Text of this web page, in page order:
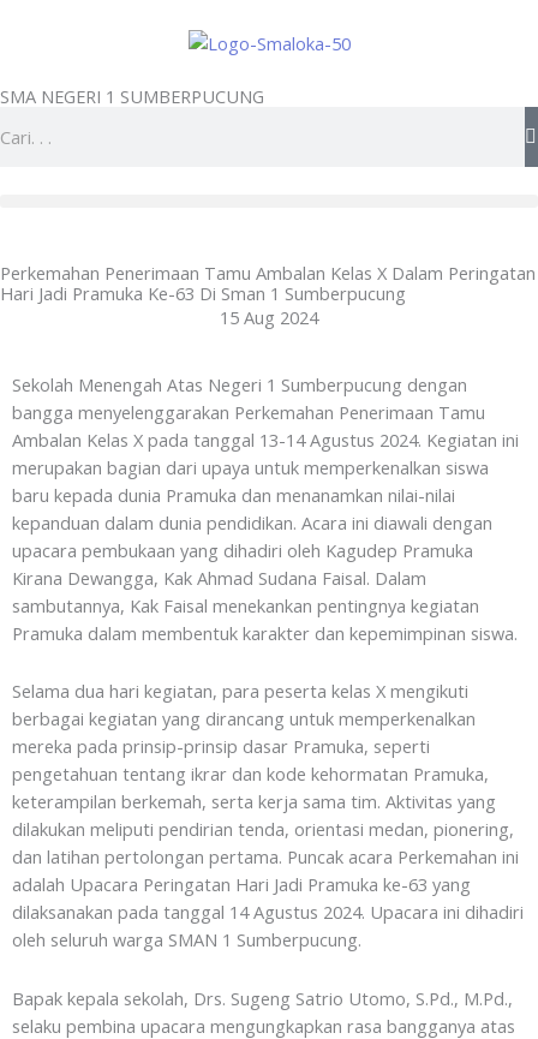
SMA NEGERI 1 SUMBERPUCUNG
Perkemahan Penerimaan Tamu Ambalan Kelas X Dalam Peringatan
Hari Jadi Pramuka Ke-63 Di Sman 1 Sumberpucung
15 Aug 2024
Sekolah Menengah Atas Negeri 1 Sumberpucung dengan
bangga menyelenggarakan Perkemahan Penerimaan Tamu
Ambalan Kelas X pada tanggal 13-14 Agustus 2024. Kegiatan ini
merupakan bagian dari upaya untuk memperkenalkan siswa
baru kepada dunia Pramuka dan menanamkan nilai-nilai
kepanduan dalam dunia pendidikan. Acara ini diawali dengan
upacara pembukaan yang dihadiri oleh Kagudep Pramuka
Kirana Dewangga, Kak Ahmad Sudana Faisal. Dalam
sambutannya, Kak Faisal menekankan pentingnya kegiatan
Pramuka dalam membentuk karakter dan kepemimpinan siswa.
Selama dua hari kegiatan, para peserta kelas X mengikuti
berbagai kegiatan yang dirancang untuk memperkenalkan
mereka pada prinsip-prinsip dasar Pramuka, seperti
pengetahuan tentang ikrar dan kode kehormatan Pramuka,
keterampilan berkemah, serta kerja sama tim. Aktivitas yang
dilakukan meliputi pendirian tenda, orientasi medan, pionering,
dan latihan pertolongan pertama. Puncak acara Perkemahan ini
adalah Upacara Peringatan Hari Jadi Pramuka ke-63 yang
dilaksanakan pada tanggal 14 Agustus 2024. Upacara ini dihadiri
oleh seluruh warga SMAN 1 Sumberpucung.
Bapak kepala sekolah, Drs. Sugeng Satrio Utomo, S.Pd., M.Pd.,
selaku pembina upacara mengungkapkan rasa bangganya atas